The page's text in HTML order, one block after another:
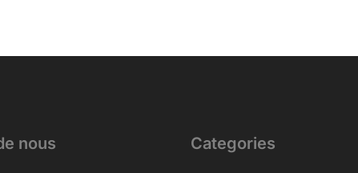
nous Categories